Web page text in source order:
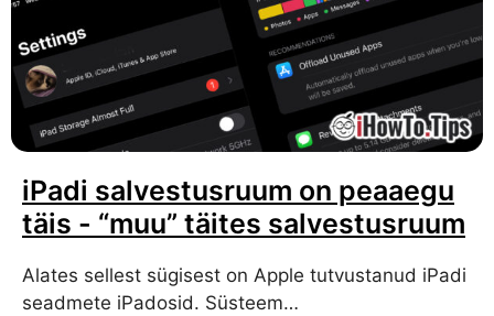
iPadi salvestusruum on peaaegu
täis - “muu” täites salvestusruum
Alates sellest sügisest on Apple tutvustanud iPadi
seadmete iPadosid. Süsteem…